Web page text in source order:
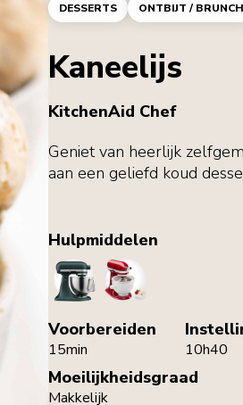
DESSERTS ONTBIJT / BRUNCH
Kaneelijs
KitchenAid Chef
Geniet van heerlijk
aan een geliefd koud
Hulpmiddelen
StandMixerIceCreamMaker
Voorbereiden
15min 10h40
Moeilijkheidsgraad
Makkelijk